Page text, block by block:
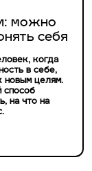
можно
себя
когда
в себе,
новым целям.
способ
на что на